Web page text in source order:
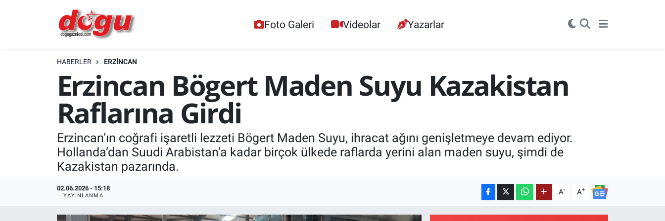
Foto Galeri Videolar Yazarlar
HABERLER ERZINCAN
Erzincan Bögert Maden Suyu Kazakistan
Raflarına Girdi
Erzincan’ın coğrafi işaretli lezzeti Bögert Maden Suyu, ihracat ağını genişletmeye devam ediyor.
Hollanda’dan Suudi Arabistan’a kadar birçok ülkede raflarda yerini alan maden suyu, şimdi de
Kazakistan pazarında.
02.06.2026 - 15:18
YAYINLANMA A- A+
ERZINCAN
GÜNDEM
ERZİNCAN FOTOĞRAFLARI
EKONOMİ
Bilim, teknoloji